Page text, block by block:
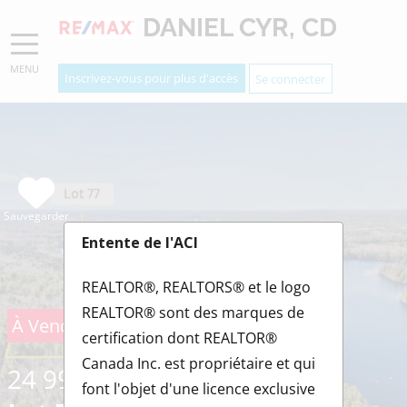
MENU
DANIEL CYR, CD
Inscrivez-vous pour plus d'accès Se connecter
Sauvegarder
À Vendre
24 999 $
Entente de l'ACI
REALTOR®, REALTORS® et le logo
REALTOR® sont des marques de
certification dont REALTOR®
Canada Inc. est propriétaire et qui
font l'objet d'une licence exclusive